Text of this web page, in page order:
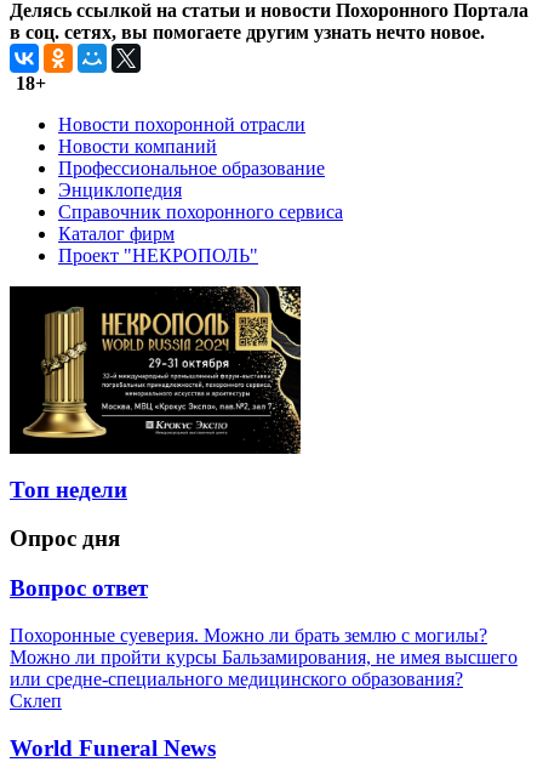
Делясь ссылкой на статьи и новости Похоронного Портала
в соц. сетях, вы помогаете другим узнать нечто новое.
18+
Новости похоронной отрасли
Новости компаний
Профессиональное образование
Энциклопедия
Справочник похоронного сервиса
Каталог фирм
Проект "НЕКРОПОЛЬ"
Топ недели
Опрос дня
Вопрос ответ
Похоронные суеверия. Можно ли брать землю с могилы?
Можно ли пройти курсы Бальзамирования, не имея высшего
или средне-специального медицинского образования?
Склеп
World Funeral News